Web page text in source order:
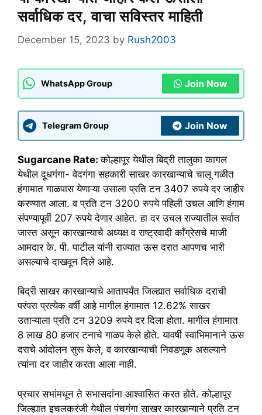
सर्वाधिक दर, वाचा सविस्तर माहिती
December 15, 2023 by Rush2003
WhatsApp Group Join Now
Telegram Group Join Now
Sugarcane Rate:कोल्हापूर येथील बिद्री तालुका कागल
येथील दूधगंगा- वेदगंगा सहकारी साखर कारखान्याचे चालू गळीत
हंगामात गाळपास येणाऱ्या उसाला प्रति टन 3407 रुपये दर जाहीर
करण्यात आला. व प्रति टन 3200 रुपये पहिली उचल आणि हंगाम
संपण्यापूर्वी 207 रुपये देणार आहेत. हा दर उचल राज्यातील सर्वात
जास्त असून कारखान्याचे अध्यक्ष व राष्ट्रवादी काँग्रेसचे माजी
आमदार के. पी. पाटील यांनी राज्यात ऊस दरात आपणच भारी
असल्याचे दाखवून दिले आहे.
बिद्री साखर कारखान्याचे आतापर्यंत जिल्ह्यात सर्वाधिक दराची
परंपरा प्रत्येक वर्षी आहे मागील हंगामात 12.62% साखर
उताऱ्याला प्रति टन 3209 रुपये दर दिला होता. मागील हंगामात
8 लाख 80 हजार टनाचे गाळप केले होते. यावर्षी स्वाभिमानाने ऊस
दराचे आंदोलन सुरू केले, व कारखान्याची निवडणूक असल्याने
त्यांना दर जाहीर करता आला नाही.
प्रचार सभांमधून ते सभासदांना आश्वासित करत होते. कोल्हापूर
जिल्ह्यात इचलकरंजी येथील पंचगंगा साखर कारखान्याने प्रति टन